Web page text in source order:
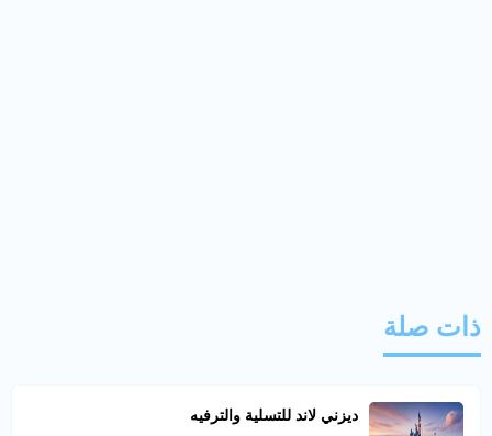
ذات صلة
ديزني لاند للتسلية والترفيه